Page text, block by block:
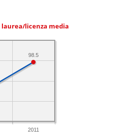
licenza media
2011
98.5